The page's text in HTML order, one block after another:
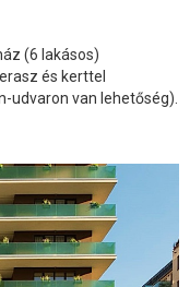
(6 lakásos)
és kerttel
udvaron van lehetőség).